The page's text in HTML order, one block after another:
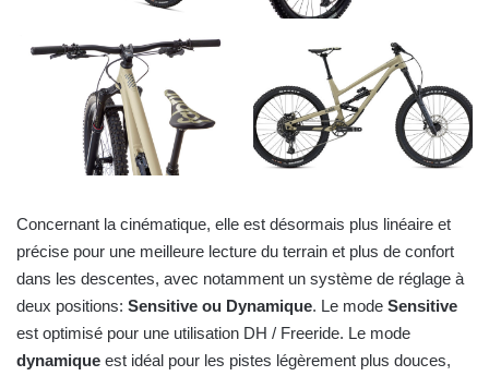
Concernant la cinématique, elle est désormais plus linéaire et
précise pour une meilleure lecture du terrain et plus de confort
dans les descentes, avec notamment un système de réglage à
deux positions: Sensitive ou Dynamique. Le mode Sensitive
est optimisé pour une utilisation DH / Freeride. Le mode
dynamique est idéal pour les pistes légèrement plus douces,